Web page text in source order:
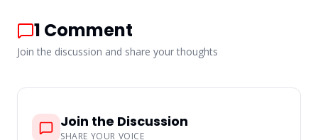
1 Comment
Join the discussion and share your thoughts
Join the Discussion
SHARE YOUR VOICE